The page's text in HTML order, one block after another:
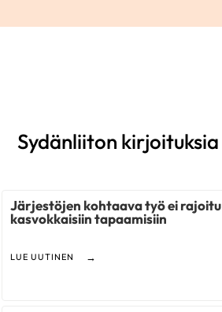
Sydänliiton kirjoituksia
Järjestöjen kohtaava työ ei rajoitu
kasvokkaisiin tapaamisiin
LUE UUTINEN